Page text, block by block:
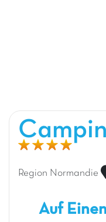
Region Normandie
Auf